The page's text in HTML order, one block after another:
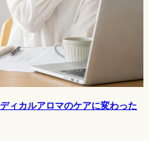
ィカルアロマのケアに変わった